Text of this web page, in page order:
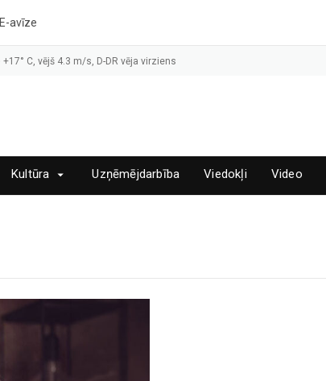
E-avīze
+17° C, vējš 4.3 m/s, D-DR vēja virziens
Kultūra Uzņēmējdarbība Viedokļi Video